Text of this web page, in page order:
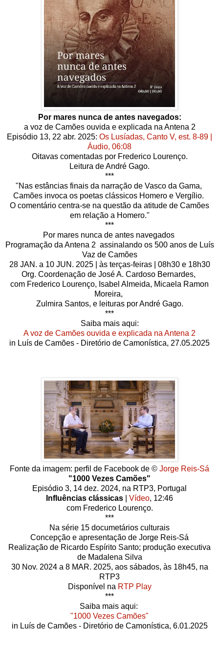
Por mares nunca de antes navegados:
a voz de Camões ouvida e explicada na Antena 2
Episódio 13, 22 abr. 2025: Os Lusíadas, Canto V, est. 8-89 |
Áudio, 06:08
Oitavas comentadas por Frederico Lourenço.
Leitura de André Gago.
***
"Nas estâncias finais da narração de Vasco da Gama,
Camões invoca os poetas clássicos Homero e Vergílio.
O comentário centra-se na questão da atitude de Camões
em relação a Homero."
***
Por mares nunca de antes navegados
Programação da Antena 2 assinalando os 500 anos de Luís
Vaz de Camões
28 JAN. a 10 JUN. 2025 | às terças-feiras | 08h30 e 18h30
Org. Coordenação de José A. Cardoso Bernardes,
com Frederico Lourenço, Isabel Almeida, Micaela Ramon
Moreira,
Zulmira Santos, e leituras por André Gago.
***
Saiba mais aqui:
A voz de Camões ouvida e explicada na Antena 2
in Luís de Camões - Diretório de Camonística, 27.05.2025
Fonte da imagem: perfil de Facebook de © Jorge Reis-Sá
"1000 Vezes Camões"
Episódio 3, 14 dez. 2024, na RTP3, Portugal
Influências clássicas
Vídeo, 12:46
com Frederico Lourenço.
***
Na série 15 documetários culturais
Concepção e apresentação de Jorge Reis-Sá
Realização de Ricardo Espírito Santo; produção executiva
de Madalena Silva
30 Nov. 2024 a 8 MAR. 2025, aos sábados, às 18h45, na
RTP3
Disponível na RTP Play
***
Saiba mais aqui:
"1000 Vezes Camões"
in Luís de Camões - Diretório de Camonística, 6.01.2025